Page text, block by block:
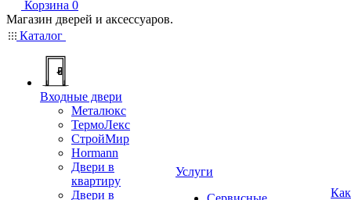
Корзина 0
Магазин дверей и аксессуаров.
Каталог
Входные двери
Металюкс
ТермоЛекс
СтройМир
Hormann
Двери в
квартиру
Двери в
Услуги